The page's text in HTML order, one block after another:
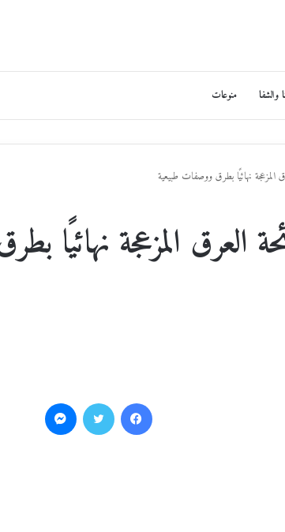
والشفا منوعات
نهائيًا بطرق ووصفات طبيعية
العرق المزعجة نهائيًا
فيسبوك تويتر